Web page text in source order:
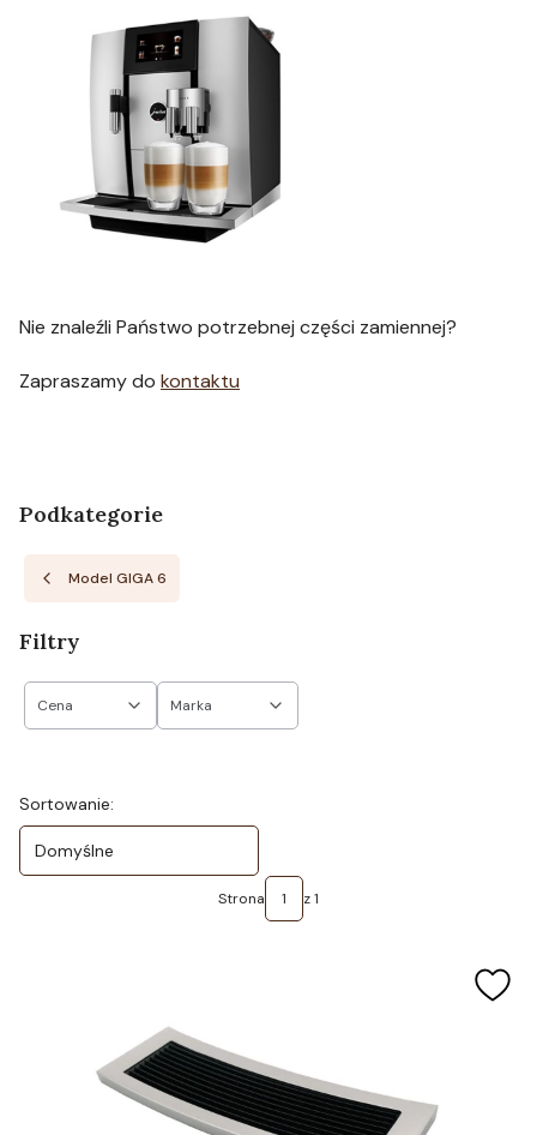
Nie znaleźli Państwo potrzebnej części zamiennej?
Zapraszamy do kontaktu
Podkategorie
Model GIGA 6
Filtry
Cena Marka
Lista produktów
Sortowanie:
Domyślne
Strona z 1